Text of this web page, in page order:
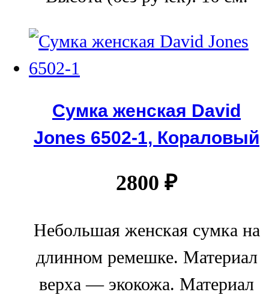
Сумка женская David
Jones 6502-1, Кораловый
2800 ₽
Небольшая женская сумка на
длинном ремешке. Материал
верха — экокожа. Материал